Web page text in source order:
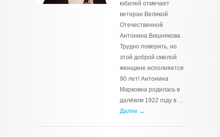
юбилей отмечает
ветеран Великой
Отечественной
Антонина Вишнякова.
Трудно поверить, но
этой доброй смелой
женщине исполняется
90 лет! Антонина
Марковна родилась в
далёком 1922 году в …
Далее →